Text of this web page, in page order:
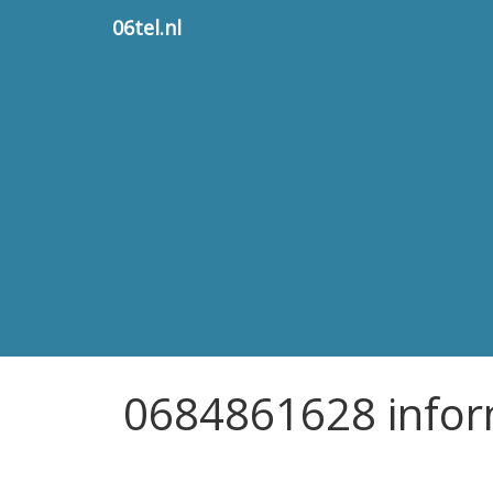
06tel.nl
0684861628